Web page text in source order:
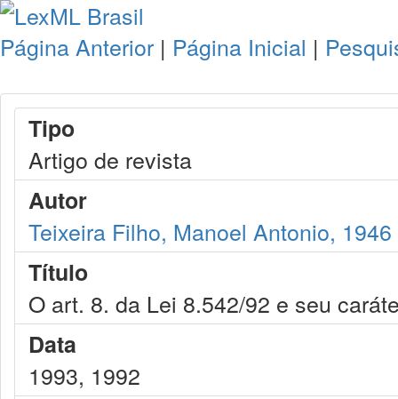
Página Anterior | Página Inicial |
Tipo
Artigo de revista
Autor
Teixeira Filho, Manoel Antonio, 1946
Título
O art. 8. da Lei 8.542/92 e seu
Data
1993, 1992